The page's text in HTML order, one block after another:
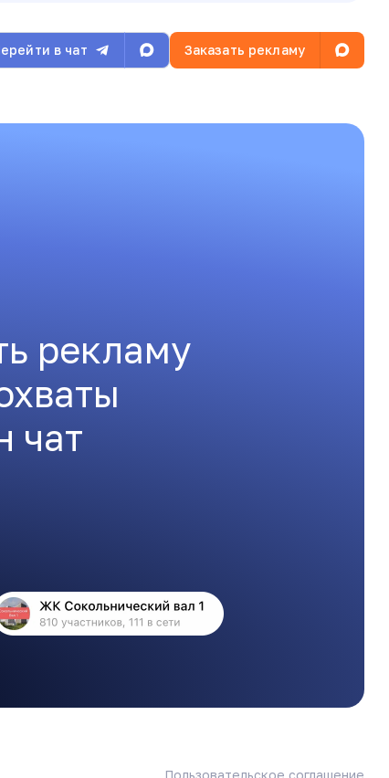
Заказать рекламу
в чат
рекламу
чат
Пользовательское соглашение